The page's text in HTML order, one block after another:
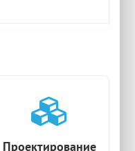
Проектирование